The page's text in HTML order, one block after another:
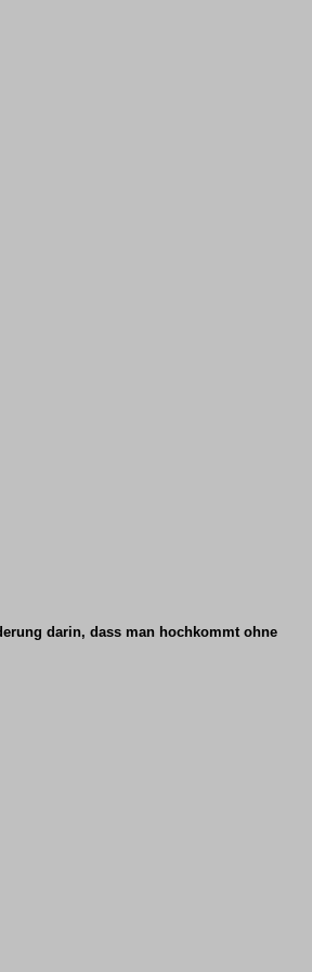
darin, dass man hochkommt ohne